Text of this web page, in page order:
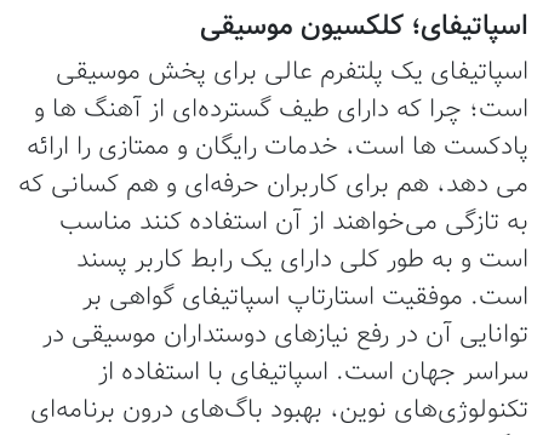
اسپاتیفای؛ کلکسیون موسیقی
اسپاتیفای یک پلتفرم عالی برای پخش موسیقی
است؛ چرا که دارای طیف گسترده‌ای از آهنگ ها و
پادکست ها است، خدمات رایگان و ممتازی را ارائه
می دهد، هم برای کاربران حرفه‌ای و هم کسانی که
به تازگی می‌خواهند از آن استفاده کنند مناسب
است و به طور کلی دارای یک رابط کاربر پسند
است. موفقیت استارتاپ اسپاتیفای گواهی بر
توانایی آن در رفع نیازهای دوستداران موسیقی در
سراسر جهان است. اسپاتیفای با استفاده از
تکنولوژی‌های نوین، بهبود باگ‌های درون برنامه‌ای